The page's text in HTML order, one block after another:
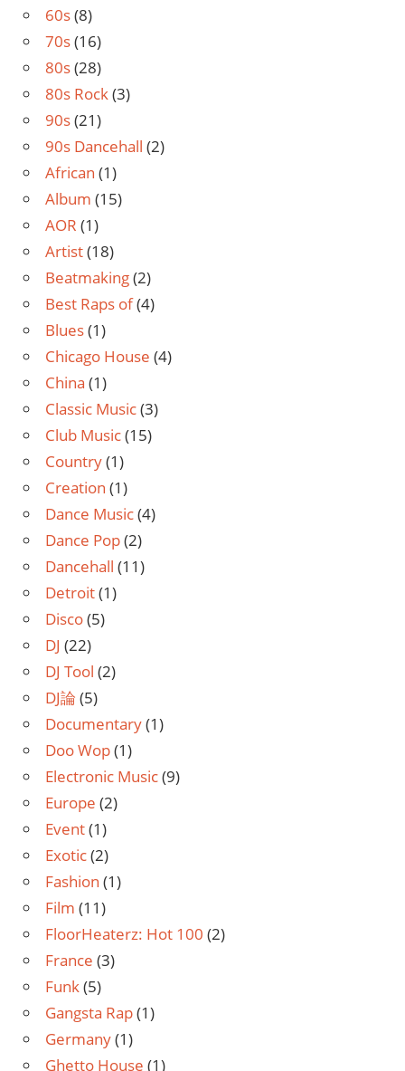
60s(8)
70s(16)
80s(28)
80s Rock(3)
90s(21)
90s Dancehall (2)
African (1)
Album (15)
AOR (1)
Artist(18)
Beatmaking(2)
Best Raps of(4)
Blues(1)
Chicago House (4)
China (1)
Classic Music(3)
Club Music(15)
Country(1)
Creation (1)
Dance Music(4)
Dance Pop(2)
Dancehall (11)
Detroit(1)
Disco(5)
DJ (22)
DJ Tool (2)
DJ論 (5)
Documentary(1)
Doo Wop(1)
Electronic Music(9)
Europe (2)
Event(1)
Exotic(2)
Fashion (1)
Film (11)
FloorHeaterz: Hot 100 (2)
France (3)
Funk(5)
Gangsta Rap(1)
Germany(1)
Ghetto House (1)